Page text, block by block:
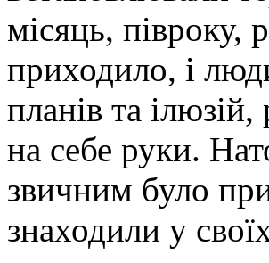
місяць,
приходило, і
планів та
на себе руки.
звичним було
знаходили у